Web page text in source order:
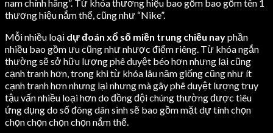
nam chính hãng”. Từ khóa thương hiệu bao gồm bao gồm tên 1
thương hiệu nắm thể, cũng như “Nike”.
Mỗi nhiều loại dự đoán xổ số miền trung chiều nayphần
nhiều bao gồm ưu cũng như nhược điểm riêng. Từ khóa ngắn
thường sẽ sở hữu lượng phê duyệt béo hơn nhưng lại cũng
cạnh tranh hơn, trong khi từ khóa lâu năm giống cũng như ít
cạnh tranh hơn nhưng lại nhưng mà gây phê duyệt lượng truy
tậu vấn nhiều loại hơn do đồng đội chúng thường được tiêu
ứng dụng do số đông dân sinh sẽ bao gồm mặt dự tính chọn
chọn chọn chọn chọn nắm thể.